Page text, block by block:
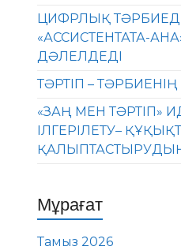
ЦИФРЛЫҚ
«АССИСТЕНТАТА-
ДӘЛЕЛДЕДІ
ТӘРТІП –
«ЗАҢ МЕН ТӘРТІП»
ІЛГЕРІЛЕТУ–
ҚАЛЫПТАСТЫРУДЫҢ
Мұрағат
Тамыз 2026